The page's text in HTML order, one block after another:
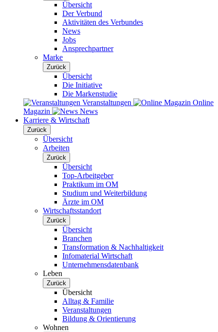
Übersicht
Der Verbund
Aktivitäten des Verbundes
News
Jobs
Ansprechpartner
Marke
Zurück
Übersicht
Die Initiative
Die Markenstudie
Veranstaltungen
Online
Magazin
News
Karriere & Wirtschaft
Zurück
Übersicht
Arbeiten
Zurück
Übersicht
Top-Arbeitgeber
Praktikum im OM
Studium und Weiterbildung
Ärzte im OM
Wirtschaftsstandort
Zurück
Übersicht
Branchen
Transformation & Nachhaltigkeit
Infomaterial Wirtschaft
Unternehmensdatenbank
Leben
Zurück
Übersicht
Alltag & Familie
Veranstaltungen
Bildung & Orientierung
Wohnen